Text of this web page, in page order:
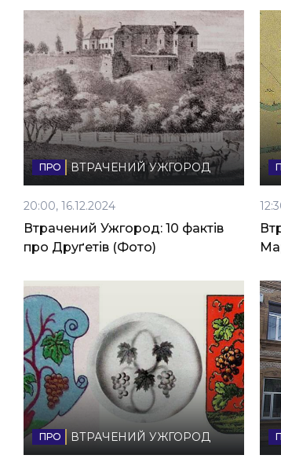
ВТРАЧЕНИЙ УЖГОРОД
20:00, 16.12.2024
Втрачений Ужгород: 10 фактів
про Друґетів (Фото)
ВТРАЧЕНИЙ УЖГОРОД